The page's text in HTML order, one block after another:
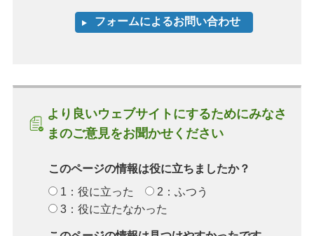
より良いウェブサイトにするためにみなさ
まのご意見をお聞かせください
このページの情報は役に立ちましたか？
1：役に立った
2：ふつう
3：役に立たなかった